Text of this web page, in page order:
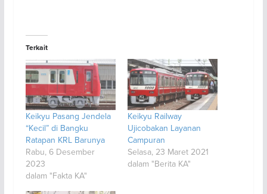
Terkait
Keikyu Pasang Jendela
“Kecil” di Bangku
Ratapan KRL Barunya
Rabu, 6 Desember
2023
dalam "Fakta KA"
Keikyu Railway
Ujicobakan Layanan
Campuran
Selasa, 23 Maret 2021
dalam "Berita KA"